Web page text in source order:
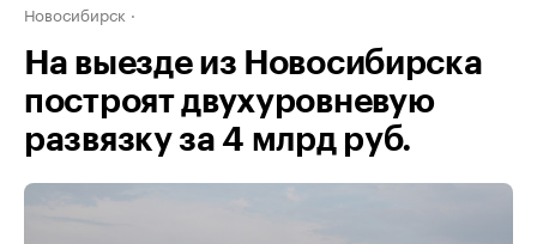
Новосибирск
На выезде из Новосибирска
построят двухуровневую
развязку за 4 млрд руб.